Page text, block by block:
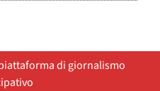
di giornalismo